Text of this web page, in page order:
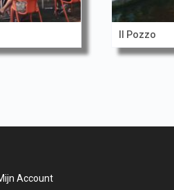
Il Pozzo
Account